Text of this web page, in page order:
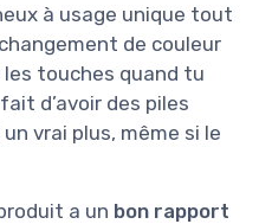
à usage unique tout
de couleur
touches quand tu
d’avoir des piles
vrai plus, même si le
a un bon rapport